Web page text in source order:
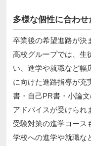
多様な個性に合わせ
卒業後の希望進路が決
高校グループでは、生
い、進学や就職など幅
に向けた進路指導が充
書・自己PR書・小論
アドバイスが受けられ
受験対策の進学コース
学校への進学や就職な